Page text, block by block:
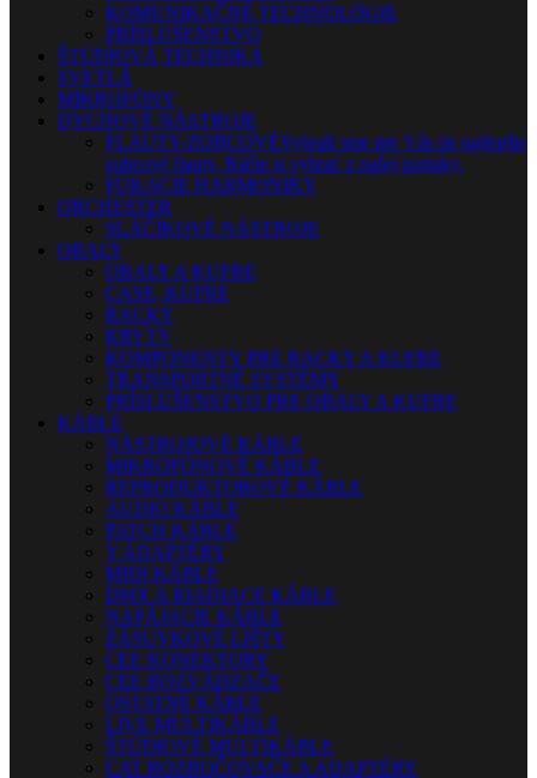
KOMUNIKAČNÉ TECHNOLÓGIE
PRÍSLUŠENSTVO
ŠTÚDIOVÁ TECHNIKA
SVETLÁ
MIKROFÓNY
DYCHOVÉ NÁSTROJE
FLAUTY-ZOBCOVÉVybrali sme pre Vás tie najlepšie
zobcové flauty. Ráčte si vybrať z našej ponuky.
FÚKACIE HARMONIKY
ORCHESTER
SLÁČIKOVÉ NÁSTROJE
OBALY
OBALY A KUFRE
CASE, KUFRE
RACKY
KRYTY
KOMPONENTY PRE RACKY A KUFRE
TRANSPORTNÉ SYSTÉMY
PRÍSLUŠENSTVO PRE OBALY A KUFRE
KÁBLE
NÁSTROJOVÉ KÁBLE
MIKROFÓNOVÉ KÁBLE
REPRODUKTOROVÉ KÁBLE
AUDIO KÁBLE
PATCH KÁBLE
Y ADAPTÉRY
MIDI KÁBLE
DMX A RIADIACE KÁBLE
NAPÁJACIE KÁBLE
ZÁSUVKOVÉ LIŠTY
CEE KONEKTORY
CEE ROZVÁDZAČE
OSTATNÉ KÁBLE
LIVE MULTIKÁBLE
ŠTÚDIOVÉ MULTIKÁBLE
CAT ROZBOČOVAČE A ADAPTÉRY